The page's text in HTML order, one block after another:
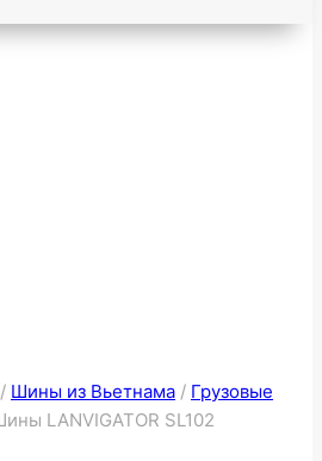
/ Шины из Вьетнама / Грузовые
LANVIGATOR SL102